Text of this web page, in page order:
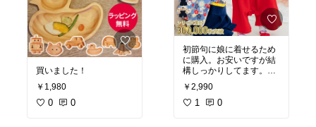
買いました！
￥1,980
0 0
初節句に娘に着せるため
に購入。お安いですが結
構しっかりしてます。か
わいい☆
￥2,990
1 0